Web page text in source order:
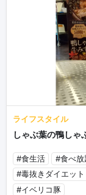
ライフスタイル
しゃぶ葉の鴨しゃ
#食生活 #食べ放
#毒抜きダイエット
#イベリコ豚